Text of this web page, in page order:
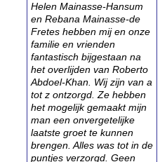
Helen Mainasse-Hansum
en Rebana Mainasse-de
Fretes hebben mij en onze
familie en vrienden
fantastisch bijgestaan na
het overlijden van Roberto
Abdoel-Khan. Wij zijn van a
tot z ontzorgd. Ze hebben
het mogelijk gemaakt mijn
man een onvergetelijke
laatste groet te kunnen
brengen. Alles was tot in de
puntjes verzorgd. Geen